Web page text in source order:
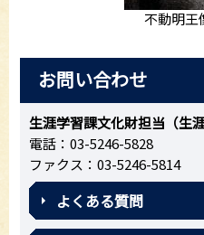
不動明王
お問い合わせ
生涯学習課文化財担当（生
電話：03-5246-5828
ファクス：03-5246-5814
よくある質問